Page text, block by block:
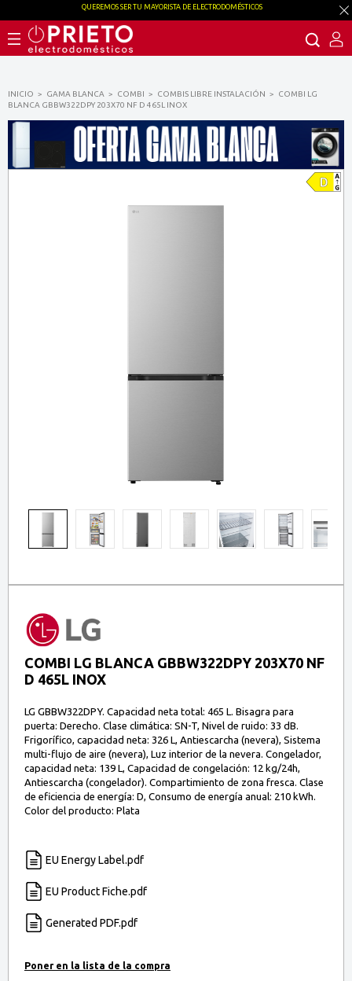
INICIO GAMA BLANCA COMBI COMBIS LIBRE INSTALACIÓN
COMBI LG
BLANCA GBBW322DPY 203X70 NF D 465L INOX
COMBI LG BLANCA GBBW322DPY 203X70 NF
D 465L INOX
LG GBBW322DPY. Capacidad neta total: 465 L. Bisagra para
puerta: Derecho. Clase climática: SN-T, Nivel de ruido: 33 dB.
Frigorífico, capacidad neta: 326 L, Antiescarcha (nevera), Sistema
multi-flujo de aire (nevera), Luz interior de la nevera. Congelador,
capacidad neta: 139 L, Capacidad de congelación: 12 kg/24h,
Antiescarcha (congelador). Compartimiento de zona fresca. Clase
de eficiencia de energía: D, Consumo de energía anual: 210 kWh.
Color del producto: Plata
EU Energy Label.pdf
EU Product Fiche.pdf
Generated PDF.pdf
QUEREMOS SER TU MAYORISTA DE ELECTRODOMÉSTICOS